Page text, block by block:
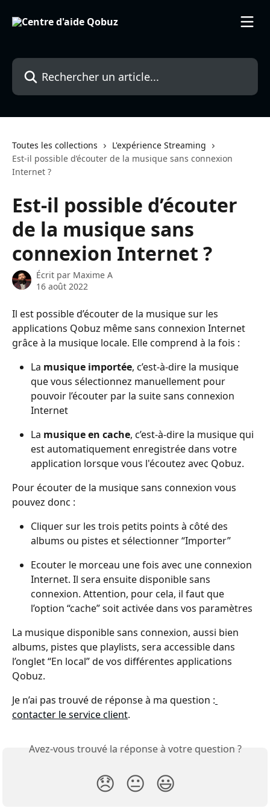
Rechercher un article...
Toutes les collections
L'expérience Streaming
Est-il possible d’écouter de la musique sans connexion
Internet ?
Est-il possible d’écouter
de la musique sans
connexion Internet ?
Écrit par Maxime A
16 août 2022
Il est possible d’écouter de la musique sur les
applications Qobuz même sans connexion Internet
grâce à la musique locale. Elle comprend à la fois :
La musique importée, c’est-à-dire la musique
que vous sélectionnez manuellement pour
pouvoir l’écouter par la suite sans connexion
Internet
La musique en cache, c’est-à-dire la musique qui
est automatiquement enregistrée dans votre
application lorsque vous l'écoutez avec Qobuz.
Pour écouter de la musique sans connexion vous
pouvez donc :
Cliquer sur les trois petits points à côté des
albums ou pistes et sélectionner “Importer”
Ecouter le morceau une fois avec une connexion
Internet. Il sera ensuite disponible sans
connexion. Attention, pour cela, il faut que
l’option “cache” soit activée dans vos paramètres
La musique disponible sans connexion, aussi bien
albums, pistes que playlists, sera accessible dans
l’onglet “En local” de vos différentes applications
Qobuz.
Je n’ai pas trouvé de réponse à ma question :
contacter le service client.
Avez-vous trouvé la réponse à votre question ?
😞 😐 😃